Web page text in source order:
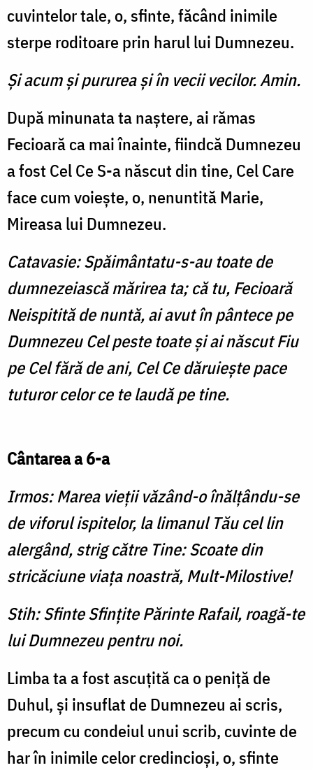
cuvintelor tale, o, sfinte, făcând inimile
sterpe roditoare prin harul lui Dumnezeu.
Şi acum şi pururea şi în vecii vecilor. Amin.
După minunata ta naștere, ai rămas
Fecioară ca mai înainte, fiindcă Dumnezeu
a fost Cel Ce S-a născut din tine, Cel Care
face cum voiește, o, nenuntită Marie,
Mireasa lui Dumnezeu.
Catavasie: Spăimântatu-s-au toate de
dumnezeiască mărirea ta; că tu, Fecioară
Neispitită de nuntă, ai avut în pântece pe
Dumnezeu Cel peste toate și ai născut Fiu
pe Cel fără de ani, Cel Ce dăruiește pace
tuturor celor ce te laudă pe tine.
Cântarea a 6-a
Irmos: Marea vieții văzând-o înălțându-se
de viforul ispitelor, la limanul Tău cel lin
alergând, strig către Tine: Scoate din
stricăciune viața noastră, Mult-Milostive!
Stih: Sfinte Sfințite Părinte Rafail, roagă-te
lui Dumnezeu pentru noi.
Limba ta a fost ascuțită ca o peniță de
Duhul, și insuflat de Dumnezeu ai scris,
precum cu condeiul unui scrib, cuvinte de
har în inimile celor credincioși, o, sfinte